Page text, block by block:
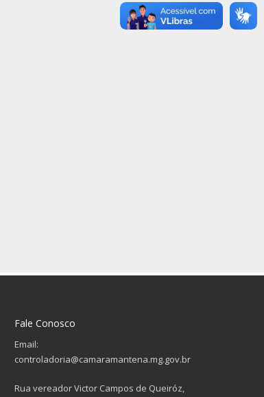
Fale Conosco
Email:
controladoria@camaramantena.mg.gov.br
Rua vereador Victor Campos de Queiróz,